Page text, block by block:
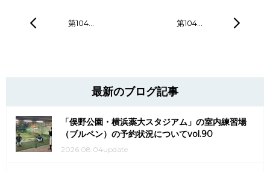
第104… 第104…
最新のブログ記事
「俣野公園・横浜薬大スタジアム」の室内練習場
（ブルペン）の予約状況についてvol.90
2026.08.04update